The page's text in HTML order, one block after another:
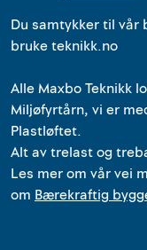
Du samtykker til vår
bruke teknikk.no
Alle Maxbo Teknikk
Miljøfyrtårn, vi er
Plastløftet.
Alt av trelast og
Les mer om vår vei
om Bærekraftig